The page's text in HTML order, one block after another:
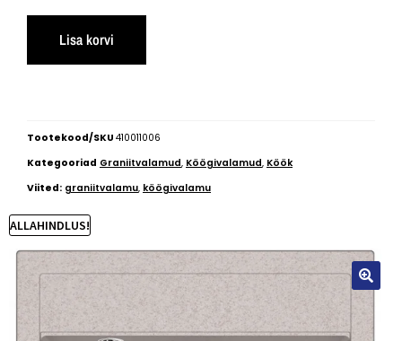
ALLAHINDLUS!
🔍
Lisa korvi
Tootekood/SKU 410011006
Kategooriad Graniitvalamud, Köögivalamud, Köök
Viited: graniitvalamu, köögivalamu